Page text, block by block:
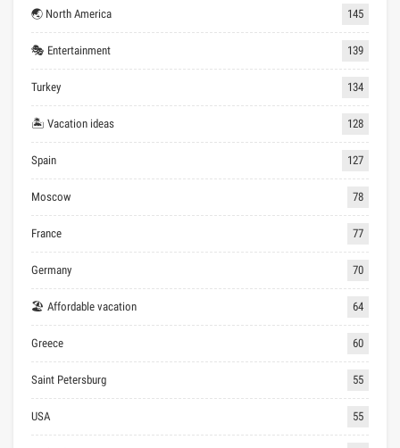
🌏 North America 145
🎭 Entertainment 139
Turkey 134
🏝 Vacation ideas 128
Spain 127
Moscow 78
France 77
Germany 70
🏖 Affordable vacation 64
Greece 60
Saint Petersburg 55
USA 55